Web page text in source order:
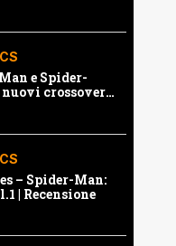
e Spider-
crossover
– Spider-Man:
| Recensione